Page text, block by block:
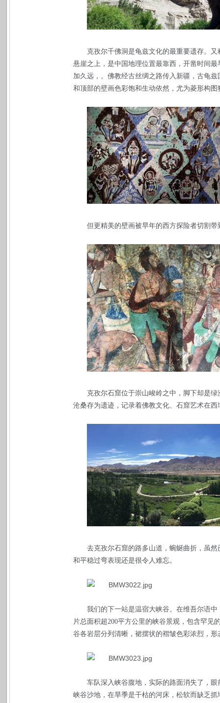
克孜尔千佛洞是龟兹文化的最重要遗存。
悬崖之上，是中国地理位置最靠西，开凿时间
加久远，。佛教经古丝绸之路传入新疆，古龟
和顶部的壁画色彩饱和生动依然，尤为菱形构
但更精美的壁画被早年的西方探险者切割
克孜尔石窟位于崇山峻岭之中，脚下却是
沧桑存为遗迹，记录着佛教文化、石窟艺术在
去克孜尔石窟的路多山道，蜿蜒曲折，虽
和平稳过弯表现还是很令人难忘。
我们的下一站是温宿大峡谷。在维吾尔语
片总面积超200平方公里的峡谷景观，包含罕见
谷各岩层分列清晰，裙摆状的褶皱色彩浓烈，
车队深入峡谷腹地，实际的路面消失了，
峡谷沙地，在旱季是干枯的河床，松软而缺乏抓